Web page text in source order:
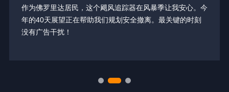
作为佛罗里达居民，这个飓风追踪器在风暴季让我安心。今
年的40天展望正在帮助我们规划安全撤离。最关键的时刻
没有广告干扰！